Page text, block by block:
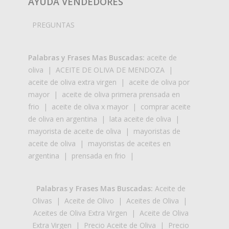
PREGUNTAS
Palabras y Frases Mas Buscadas: aceite de
oliva | ACEITE DE OLIVA DE MENDOZA |
aceite de oliva extra virgen | aceite de oliva por
mayor | aceite de oliva primera prensada en
frio | aceite de oliva x mayor | comprar aceite
de oliva en argentina | lata aceite de oliva |
mayorista de aceite de oliva | mayoristas de
aceite de oliva | mayoristas de aceites en
argentina | prensada en frio |
Palabras y Frases Mas Buscadas: Aceite de
Olivas | Aceite de Olivo | Aceites de Oliva |
Aceites de Oliva Extra Virgen | Aceite de Oliva
Extra Virgen | Precio Aceite de Oliva | Precio